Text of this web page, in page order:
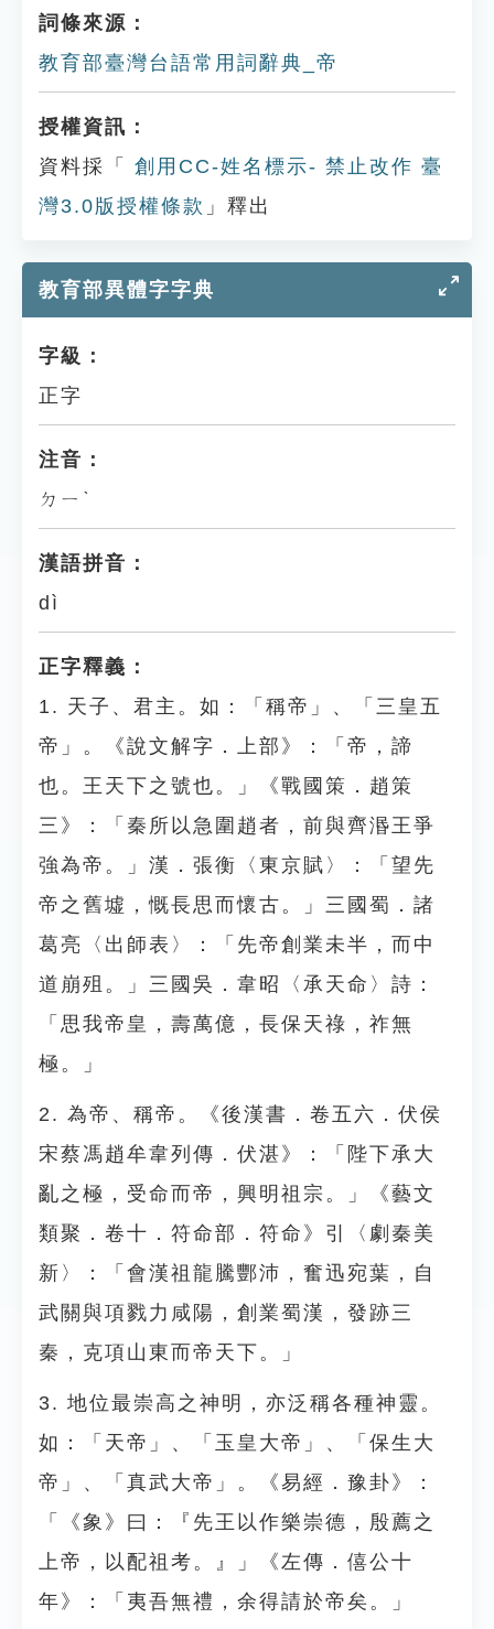
詞條來源：
教育部臺灣台語常用詞辭典_帝
授權資訊：
資料採「
創用CC-姓名標示- 禁止改作 臺
灣3.0版授權條款 」釋出
教育部異體字字典
字級：
正字
注音：
ㄉㄧˋ
漢語拼音：
dì
正字釋義：
1. 天子、君主。如：「稱帝」、「三皇五
帝」。《說文解字．上部》：「帝，諦
也。王天下之號也。」《戰國策．趙策
三》：「秦所以急圍趙者，前與齊湣王爭
強為帝。」漢．張衡〈東京賦〉：「望先
帝之舊墟，慨長思而懷古。」三國蜀．諸
葛亮〈出師表〉：「先帝創業未半，而中
道崩殂。」三國吳．韋昭〈承天命〉詩：
「思我帝皇，壽萬億，長保天祿，祚無
極。」
2. 為帝、稱帝。《後漢書．卷五六．伏侯
宋蔡馮趙牟韋列傳．伏湛》：「陛下承大
亂之極，受命而帝，興明祖宗。」《藝文
類聚．卷十．符命部．符命》引〈劇秦美
新〉：「會漢祖龍騰酆沛，奮迅宛葉，自
武關與項戮力咸陽，創業蜀漢，發跡三
秦，克項山東而帝天下。」
3. 地位最崇高之神明，亦泛稱各種神靈。
如：「天帝」、「玉皇大帝」、「保生大
帝」、「真武大帝」。《易經．豫卦》：
「《象》曰：『先王以作樂崇德，殷薦之
上帝，以配祖考。』」《左傳．僖公十
年》：「夷吾無禮，余得請於帝矣。」